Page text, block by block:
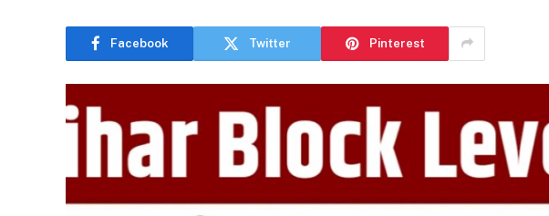
Facebook Twitter Pinterest